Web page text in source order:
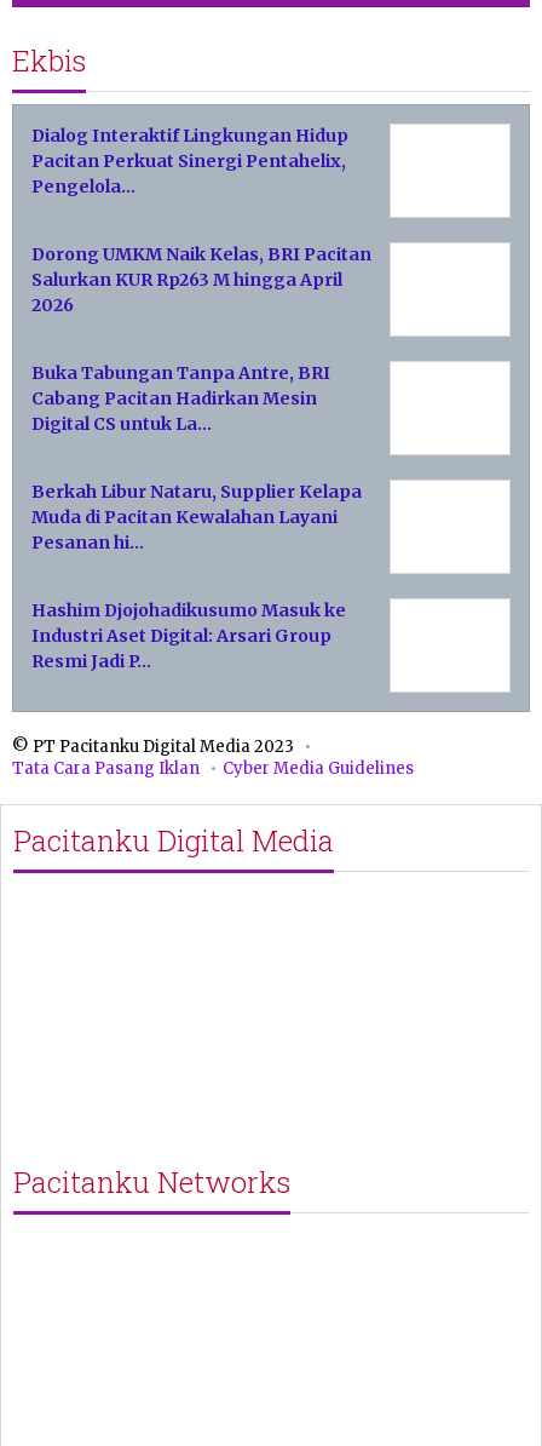
Ekbis
Dialog Interaktif Lingkungan Hidup
Pacitan Perkuat Sinergi Pentahelix,
Pengelola…
Dorong UMKM Naik Kelas, BRI Pacitan
Salurkan KUR Rp263 M hingga April
2026
Buka Tabungan Tanpa Antre, BRI
Cabang Pacitan Hadirkan Mesin
Digital CS untuk La…
Berkah Libur Nataru, Supplier Kelapa
Muda di Pacitan Kewalahan Layani
Pesanan hi…
Hashim Djojohadikusumo Masuk ke
Industri Aset Digital: Arsari Group
Resmi Jadi P…
© PT Pacitanku Digital Media 2023
Tata Cara Pasang Iklan
Cyber Media Guidelines
Pacitanku Digital Media
Pacitanku Networks